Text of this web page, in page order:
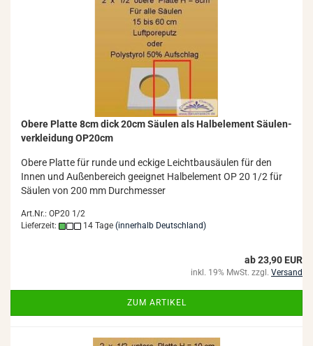
Obere Plat­te 8cm dick 20cm Säu­len als Halb­ele­ment Säu­len­
ver­klei­dung OP20cm
Obere Plat­te für runde und ecki­ge Leicht­bau­säu­len für den
Innen und Au­ßen­be­reich ge­eig­net Halb­ele­ment OP 20 1/2 für
Säu­len von 200 mm Durch­mes­ser
Art.Nr.: OP20 1/2
Lieferzeit:
14 Tage (innerhalb Deutschland)
ab 23,90 EUR
inkl. 19% MwSt. zzgl. Versand
ZUM ARTIKEL